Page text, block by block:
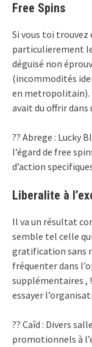
Free Spins
Si vous toi trouvez
particulierement
déguisé non
(incommodités
en metropolitain).
avait du offrir
?? Abrege : Lucky
l’égard de free
d’action
Liberalite à
Il va un résultat
semble tel celle
gratification sans
fréquenter dans
supplémentaires ,
essayer
?? Caîd : Divers
promotionnels à